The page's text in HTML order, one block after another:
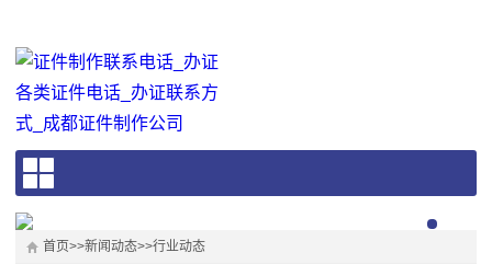
首页>>新闻动态>>行业动态